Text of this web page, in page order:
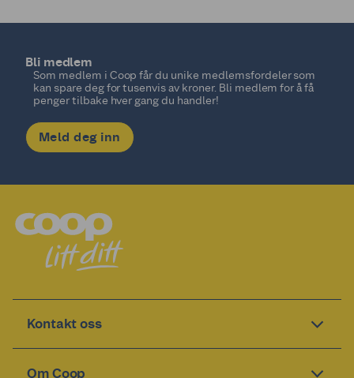
Bli medlem
Som medlem i Coop får du unike medlemsfordeler som
kan spare deg for tusenvis av kroner. Bli medlem for å få
penger tilbake hver gang du handler!
Meld deg inn
Kontakt oss
Om Coop